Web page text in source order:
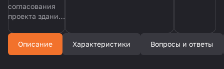
павильона
согласования
проекта здания
панелей на
всех этапах под
ключ.
для вас
время.
Описание Характеристики Вопросы и ответы